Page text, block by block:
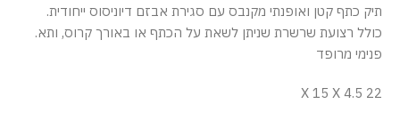
.תיק כתף קטן ואופנתי מקנבס עם סגירת אבזם דיוניסוס ייחודית
.כולל רצועת שרשרת שניתן לשאת על הכתף או באורך קרוס, ותא
פנימי מרופד
22 X 15 X 4.5